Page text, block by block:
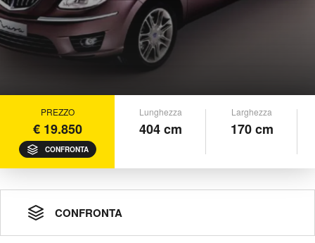
PREZZO
€ 19.850
CONFRONTA
Lunghezza
404 cm
Larghezza
170 cm
CONFRONTA